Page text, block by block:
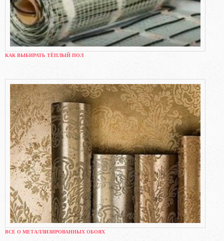
КАК ВЫБИРАТЬ ТЁПЛЫЙ ПОЛ
ВСЕ О МЕТАЛЛИЗИРОВАННЫХ ОБОЯХ